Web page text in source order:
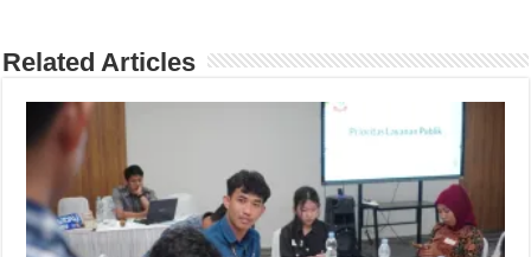
Related Articles